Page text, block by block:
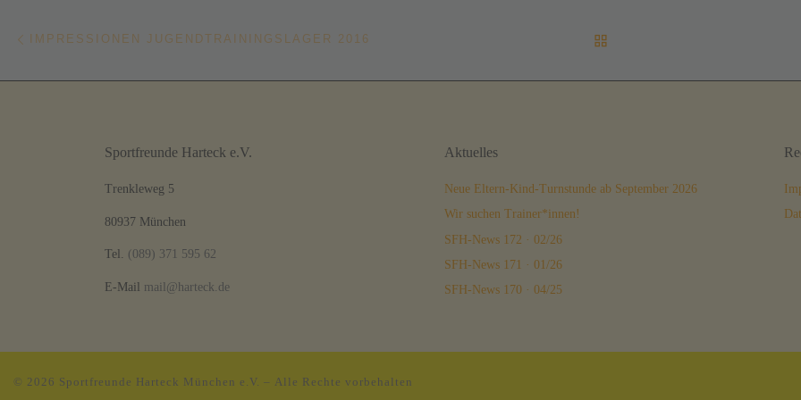
Beitragsnavigation
IMPRESSIONEN JUGENDTRAININGSLAGER 2016
Sportfreunde Harteck e.V.
Trenkleweg 5
80937 München
Tel. (089) 371 595 62
E-Mail mail@harteck.de
Aktuelles
Neue Eltern-Kind-Turnstunde ab September 2026
Wir suchen Trainer*innen!
SFH-News 172 · 02/26
SFH-News 171 · 01/26
SFH-News 170 · 04/25
© 2026 Sportfreunde Harteck München e.V. – Alle Rechte vorbehalten